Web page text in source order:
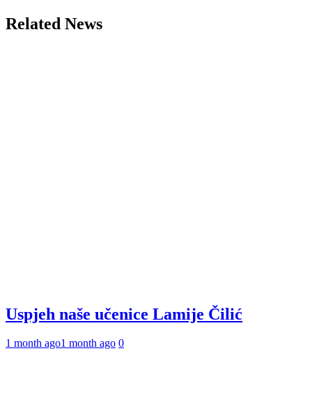
Related News
Uspjeh naše učenice Lamije Čilić
1 month ago1 month ago 0